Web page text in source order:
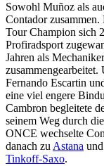
Sowohl Muñoz als
Contador zusammen.
Tour Champion sich
Profiradsport
Jahren als
Fernando Escartin
eine viel engere
Cambron begleitete
seinem Weg durch
ONCE wechselte
danach zu Astana
Tinkoff-Saxo.